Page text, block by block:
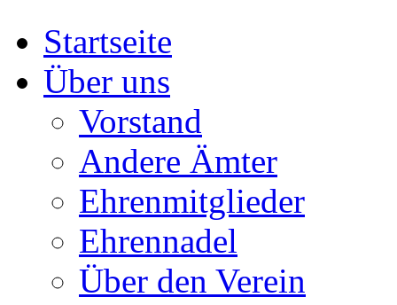
Startseite
Über uns
Vorstand
Andere Ämter
Ehrenmitglieder
Ehrennadel
Über den Verein